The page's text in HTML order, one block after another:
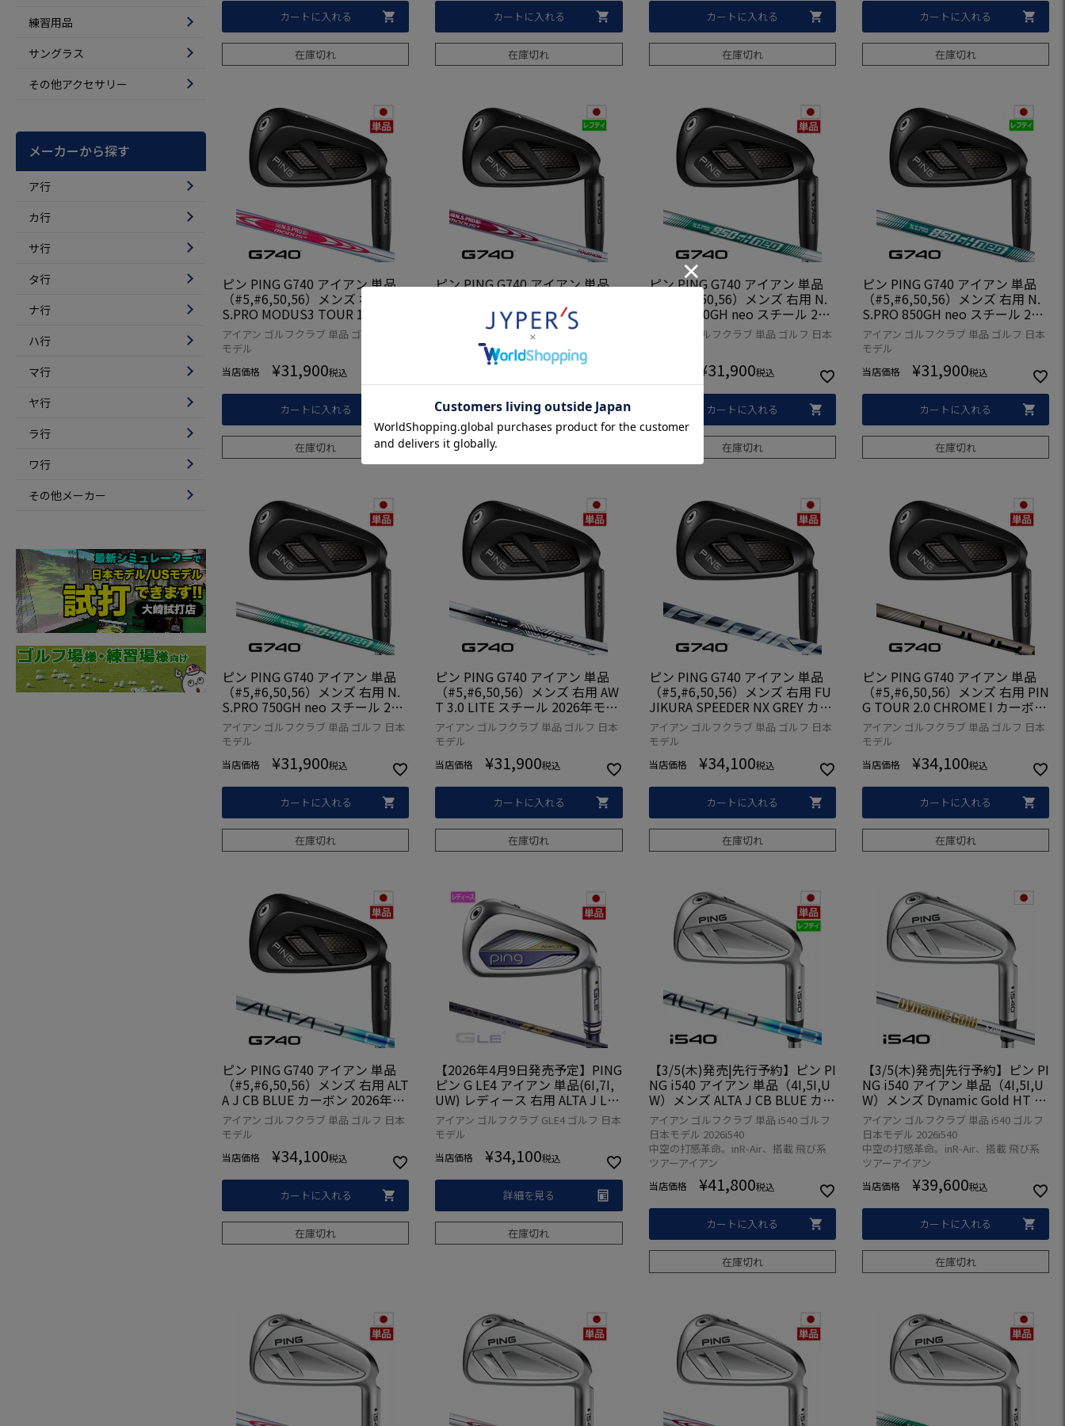
練習用品
サングラス
その他アクセサリー
メーカーから探す
ア行
カ行
サ行
タ行
ナ行
ハ行
マ行
ヤ行
ラ行
ワ行
その他メーカー
カートに入れる
在庫切れ
カートに入れる
在庫切れ
カートに入れる
在庫切れ
カートに入れる
在庫切れ
ピン PING G740 アイアン 単品
（#5,#6,50,56）メンズ 右用 N.
S.PRO MODUS3 TOUR 120 スチ
ール 2026年モデル 日本正規品
日本モデル ゴルフ ゴルフクラブ
右利き
アイアン ゴルフクラブ 単品 ゴルフ 日本
モデル
当店価格 ¥31,900税込
カートに入れる
在庫切れ
ピン PING G740 アイアン 単品
S.PRO MODUS3 TOUR 105 スチ
ール 2026年モデル 日本正規品
日本モデル ゴルフ ゴルフクラブ
アイアン ゴルフクラブ 単品 ゴルフ 日本
¥31,900
カートに入れる
ピン PING G740 アイアン 単品
（#5,#6,50,56）メンズ 右用 N.
S.PRO 950GH neo スチール 202
6年モデル 日本正規品 日本モデ
ル ゴルフ ゴルフクラブ 右利き
アイアン ゴルフクラブ 単品 ゴルフ 日本
¥31,900税込
カートに入れる
在庫切れ
ピン PING G740 アイアン 単品
（#5,#6,50,56）メンズ 右用 N.
S.PRO 850GH neo スチール 202
6年モデル 日本正規品 日本モデ
ル ゴルフ ゴルフクラブ 右利き
アイアン ゴルフクラブ 単品 ゴルフ 日本
モデル
当店価格 ¥31,900税込
カートに入れる
在庫切れ
ピン PING G740 アイアン 単品
（#5,#6,50,56）メンズ 右用 N.
S.PRO 750GH neo スチール 202
6年モデル 日本正規品 日本モデ
ル ゴルフ ゴルフクラブ右利き
アイアン ゴルフクラブ 単品 ゴルフ 日本
モデル
当店価格 ¥31,900税込
カートに入れる
在庫切れ
ピン PING G740 アイアン 単品
（#5,#6,50,56）メンズ 右用 AW
T 3.0 LITE スチール 2026年モデ
ル 日本正規品 日本モデル ゴルフ
ゴルフクラブ 右利き
アイアン ゴルフクラブ 単品 ゴルフ 日本
モデル
当店価格 ¥31,900税込
カートに入れる
在庫切れ
ピン PING G740 アイアン 単品
（#5,#6,50,56）メンズ 右用 FU
JIKURA SPEEDER NX GREY カー
ボン 2026年モデル 日本正規品
日本モデル ゴルフ ゴルフクラブ
右利き
アイアン ゴルフクラブ 単品 ゴルフ 日本
モデル
当店価格 ¥34,100税込
カートに入れる
在庫切れ
ピン PING G740 アイアン 単品
（#5,#6,50,56）メンズ 右用 PIN
G TOUR 2.0 CHROME I カーボン
2026年モデル 日本正規品 日本モ
デル ゴルフ ゴルフクラブ 右利き
アイアン ゴルフクラブ 単品 ゴルフ 日本
モデル
当店価格 ¥34,100税込
カートに入れる
在庫切れ
ピン PING G740 アイアン 単品
（#5,#6,50,56）メンズ 右用 ALT
A J CB BLUE カーボン 2026年モ
デル 日本正規品 日本モデル ゴル
フ ゴルフクラブ 右利き
アイアン ゴルフクラブ 単品 ゴルフ 日本
モデル
当店価格 ¥34,100税込
カートに入れる
在庫切れ
【2026年4月9日発売予定】PING
ピン G LE4 アイアン 単品(6I,7I,
UW) レディース 右用 ALTA J LE
カーボン 2026年モデル 日本正規
品 日本モデル ゴルフ ゴルフクラ
ブ 右打ち 右利き
アイアン ゴルフクラブ GLE4 ゴルフ 日本
モデル
当店価格 ¥34,100税込
詳細を見る
在庫切れ
【3/5(木)発売|先行予約】ピン PI
NG i540 アイアン 単品（4I,5I,U
W）メンズ ALTA J CB BLUE カー
ボン 2026年モデル 日本正規品
日本モデル ゴルフ ゴルフクラブ
レフティー 左用 左打ち 左利き
アイアン ゴルフクラブ 単品 i540 ゴルフ
日本モデル 2026i540
中空の打感革命。inR-Air、搭載 飛び系
ツアーアイアン
当店価格 ¥41,800税込
カートに入れる
在庫切れ
【3/5(木)発売|先行予約】ピン PI
NG i540 アイアン 単品（4I,5I,U
W）メンズ Dynamic Gold HT ス
チール 2026年モデル 日本正規品
日本モデル ゴルフ ゴルフクラブ
右用 右打ち 右利き
アイアン ゴルフクラブ 単品 i540 ゴルフ
日本モデル 2026i540
中空の打感革命。inR-Air、搭載 飛び系
ツアーアイアン
当店価格 ¥39,600税込
カートに入れる
在庫切れ